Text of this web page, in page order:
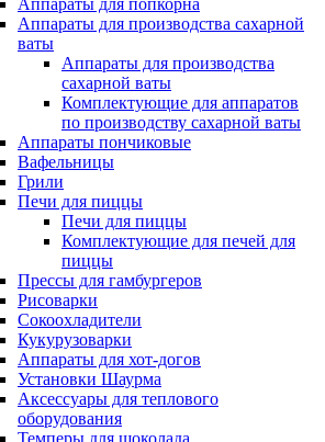
Аппараты для попкорна
Аппараты для производства сахарной
ваты
Аппараты для производства
сахарной ваты
Комплектующие для аппаратов
по производству сахарной ваты
Аппараты пончиковые
Вафельницы
Грили
Печи для пиццы
Печи для пиццы
Комплектующие для печей для
пиццы
Прессы для гамбургеров
Рисоварки
Сокоохладители
Кукурузоварки
Аппараты для хот-догов
Установки Шаурма
Аксессуары для теплового
оборудования
Темперы для шоколада